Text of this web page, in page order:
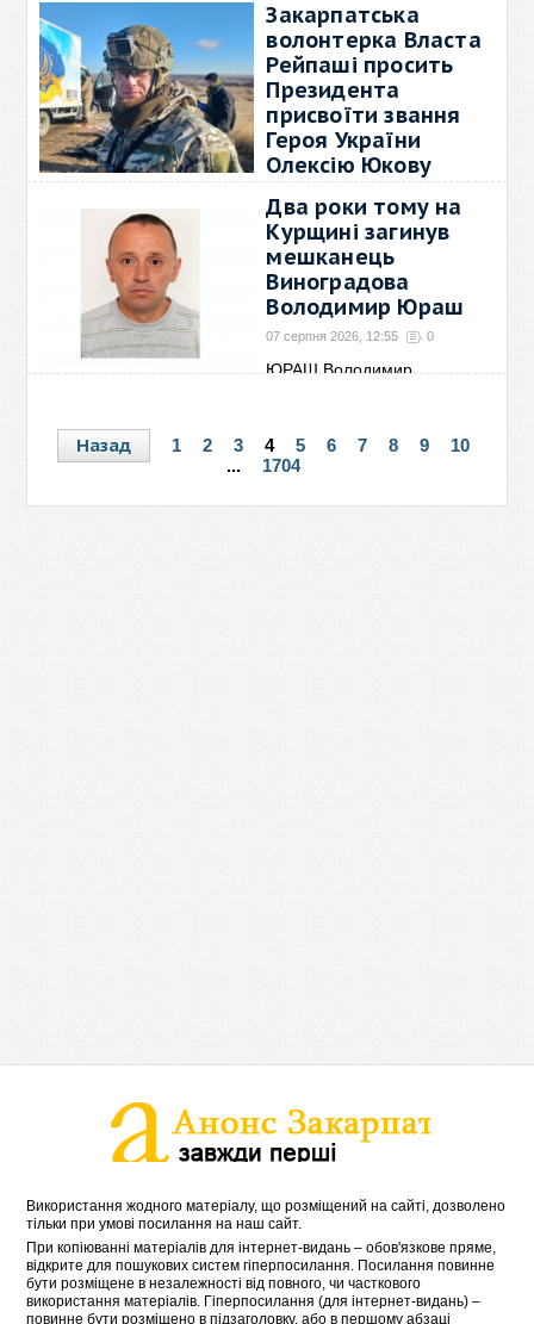
Закарпатська
волонтерка Власта
Рейпаші просить
Президента
присвоїти звання
Героя України
Олексію Юкову
Відома українська громадська
діячка та→
Два роки тому на
Курщині загинув
мешканець
Виноградова
Володимир Юраш
07 серпня 2026, 12:55 0
ЮРАШ Володимир
Назад 1 2 3 4 5 6 7 8 9
10
...
1704
Використання жодного матеріалу, що розміщений на сайті, дозволено
тільки при умові посилання на наш сайт.
При копіюванні матеріалів для інтернет-видань – обов'язкове пряме,
відкрите для пошукових систем гіперпосилання. Посилання повинне
бути розміщене в незалежності від повного, чи часткового
використання матеріалів. Гіперпосилання (для інтернет-видань) –
повинне бути розміщено в підзаголовку, або в першому абзаці